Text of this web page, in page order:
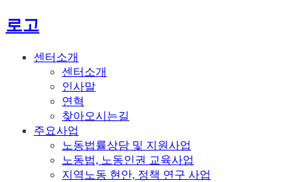
로고
센터소개
센터소개
인사말
연혁
찾아오시는길
주요사업
노동법률상담 및 지원사업
노동법, 노동인권 교육사업
지역노동 현안, 정책 연구 사업